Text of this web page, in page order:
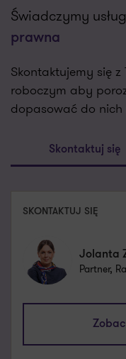
Świadczymy
prawna
Skontaktujemy się
roboczym aby
dopasować do nich
Skontaktuj się
SKONTAKTUJ SIĘ
Jolanta
Partner,